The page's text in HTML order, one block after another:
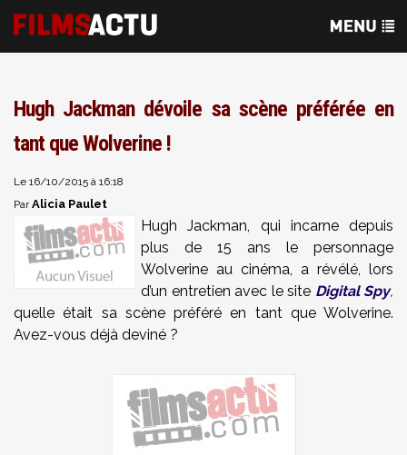
Hugh Jackman dévoile sa scène préférée en
tant que Wolverine !
Le 16/10/2015 à 16:18
ParAlicia Paulet
Hugh Jackman, qui incarne depuis
plus de 15 ans le personnage
Wolverine au cinéma, a révélé, lors
d’un entretien avec le site Digital Spy,
quelle était sa scène préféré en tant que Wolverine.
Avez-vous déjà deviné ?